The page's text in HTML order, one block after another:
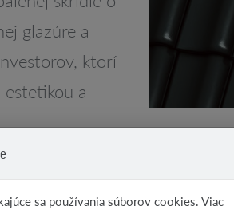
glazúre a
ktorí
a
s charakteristickým
sa používania súborov cookies. Viac